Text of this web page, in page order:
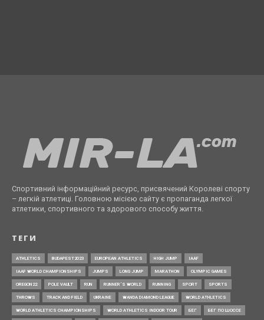
Спортивний інформаційний ресурс, присвячений Королеві спорту
– легкій атлетиці. Головною місією сайту є пропаганда легкої
атлетики, спортивного та здорового способу життя.
ТЕГИ
ATHLETICS BUDAPEST2023 EUROPEAN ATHLETICS HIGH JUMP IAAF
IAAF WORLD CHAMPIONSHIPS JUMPS LONG JUMP MARATHON OLYMPIC GAMES
OREGON22 POLE VAULT RUN RUNNER’S WORLD RUNNING SPORT SPORTS
THROWS TRACK AND FIELD UKRAINE WANDA DIAMOND LEAGUE WORLD ATHLETICS
WORLD ATHLETICS CHAMPIONSHIPS WORLD ATHLETICS INDOOR TOUR БЕГ БЕГ ПО ШОССЕ